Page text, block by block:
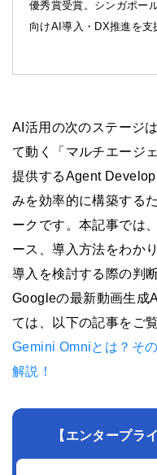
優秀賞受賞。シンガポー
向けAI導入・DX推進を支
AI活用の次のステージ
て動く「マルチエージ
提供するAgent
みを効率的に構築する
ークです。本記事では
ース、導入方法をわか
導入を検討する際の判
Googleの最新動画生成
ては、以下の記事をご
Gemini Omniとは？そ
解説！
【エンタープラ